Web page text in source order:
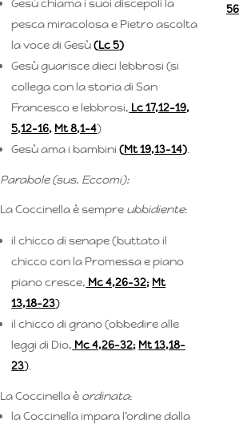
Gesù chiama i suoi discepoli la
pesca miracolosa e Pietro ascolta
la voce di Gesù(Lc 5)
Gesù guarisce dieci lebbrosi (si
collega con la storia di San
Francesco e lebbrosi, Lc 17,12-19,
5,12-16, Mt 8,1-4)
Gesù ama i bambini(Mt 19,13-14).
Parabole (sus. Eccomi):
La Coccinella è sempre ubbidiente:
il chicco di senape (buttato il
chicco con la Promessa e piano
piano cresce, Mc 4,26-32; Mt
13,18-23)
il chicco di grano (obbedire alle
leggi di Dio, Mc 4,26-32; Mt 13,18-
23).
La Coccinella è ordinata:
la Coccinella impara l’ordine dalla
56